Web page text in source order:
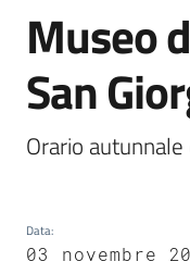
Merito
Civile
al Valor
Salta al contenuto
Museo
San
Orario
Data:
03 novembre